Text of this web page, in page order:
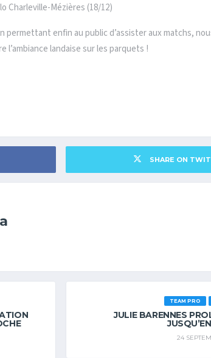
Charleville-Mézières (18/12)
enfin au public d’assister aux matchs,
landaise sur les parquets !
SHARE ON
TEAM PRO
JULIE BARENNES
24